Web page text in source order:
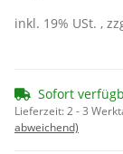
inkl. 19% USt. ,
Sofort
Lieferzeit:2 - 3
abweichend)